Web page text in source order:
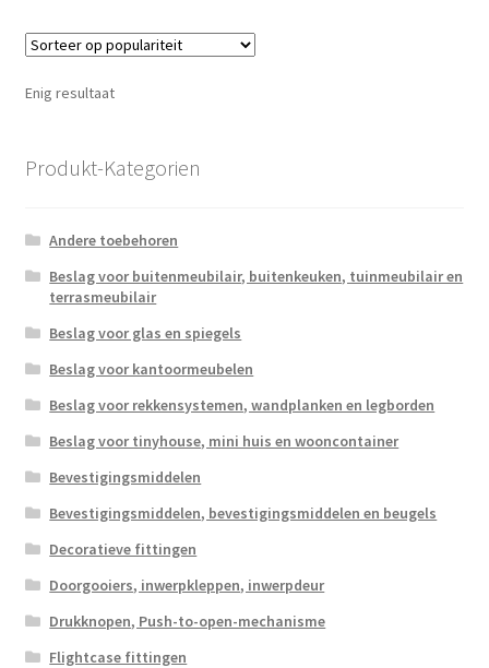
Enig resultaat
Produkt-Kategorien
Andere toebehoren
Beslag voor buitenmeubilair, buitenkeuken, tuinmeubilair en
terrasmeubilair
Beslag voor glas en spiegels
Beslag voor kantoormeubelen
Beslag voor rekkensystemen, wandplanken en legborden
Beslag voor tinyhouse, mini huis en wooncontainer
Bevestigingsmiddelen
Bevestigingsmiddelen, bevestigingsmiddelen en beugels
Decoratieve fittingen
Doorgooiers, inwerpkleppen, inwerpdeur
Drukknopen, Push-to-open-mechanisme
Flightcase fittingen